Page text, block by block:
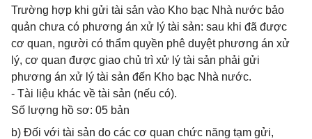
Trường hợp khi gửi tài sản vào Kho bạc Nhà nước bảo
quản chưa có phương án xử lý tài sản: sau khi đã được
cơ quan, người có thẩm quyền phê duyệt phương án xử
lý, cơ quan được giao chủ trì xử lý tài sản phải gửi
phương án xử lý tài sản đến Kho bạc Nhà nước.
- Tài liệu khác về tài sản (nếu có).
Số lượng hồ sơ: 05 bản
b) Đối với tài sản do các cơ quan chức năng tạm gửi,